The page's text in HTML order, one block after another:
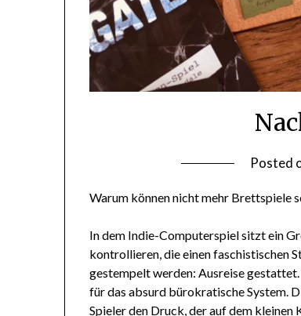
Posted
Warum können nicht mehr Brettspiele
In dem Indie-Computerspiel sitzt ein
kontrollieren, die einen faschistischen
gestempelt werden: Ausreise
für das absurd bürokratische System.
Spieler den Druck, der auf dem kleinen